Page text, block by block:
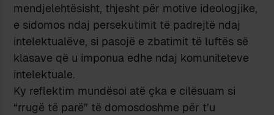
mendjelehtësisht, thjesht për motive ideologjike,
e sidomos ndaj persekutimit të padrejtë ndaj
intelektualëve, si pasojë e zbatimit të luftës së
klasave që u imponua edhe ndaj komuniteteve
intelektuale.
Ky reflektim mundësoi atë çka e cilësuam si
“rrugë të parë” të domosdoshme për t’u